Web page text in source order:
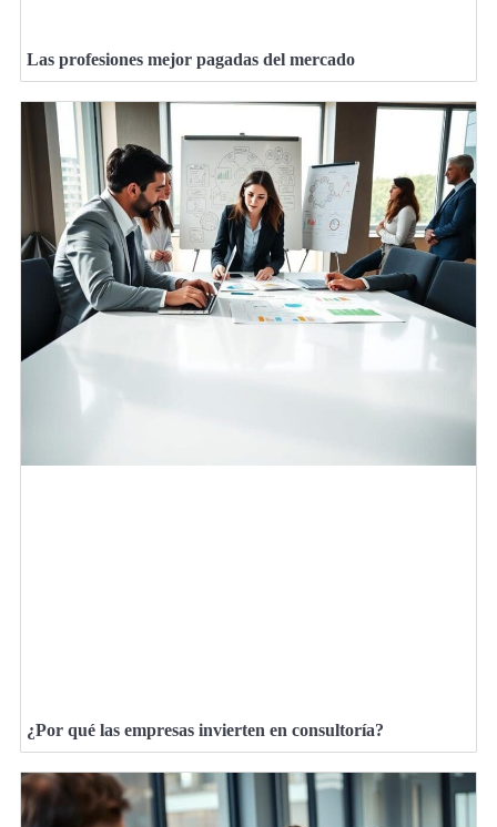
Las profesiones mejor pagadas del mercado
¿Por qué las empresas invierten en consultoría?